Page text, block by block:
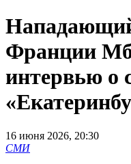
Франции
интервью о
16 июня 2026, 20:30
СМИ